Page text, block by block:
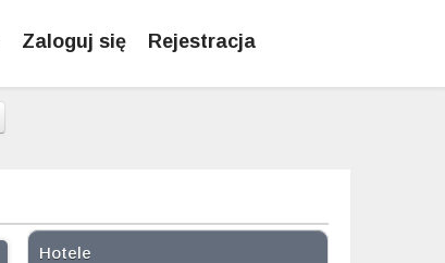
Zaloguj się Rejestracja
Hotele